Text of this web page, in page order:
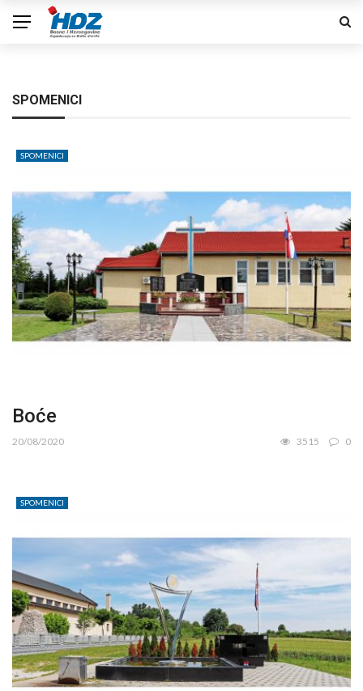
SPOMENICI
SPOMENICI
Boće
20/08/2020 3515 0
SPOMENICI